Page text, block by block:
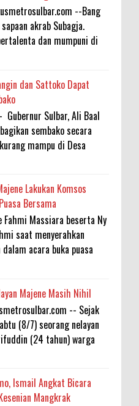
--Bang
akrab Subagja.
dan mumpuni di
dan Sattoko Dapat
Gubernur Sulbar, Ali Baal
sembako secara
mampu di Desa
Lakukan Komsos
Bersama
Fahmi Massiara beserta Ny
saat menyerahkan
acara buka puasa
Majene Masih Nihil
-- Sejak
(8/7) seorang nelayan
(24 tahun) warga
Ismail Angkat Bicara
Mangkrak